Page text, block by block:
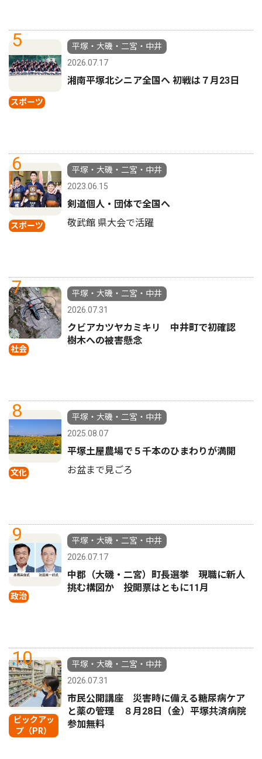
5
スポーツ
平塚・大磯・二宮・中井
2026.07.17
湘南平塚北シニア全国へ 初戦は７月23日
6
スポーツ
平塚・大磯・二宮・中井
2023.06.15
剣道個人・団体で全国へ
敬武館 県大会で活躍
7
社会
平塚・大磯・二宮・中井
2026.07.31
クビアカツヤカミキリ 中井町で初確認
樹木への被害懸念
8
文化
平塚・大磯・二宮・中井
2025.08.07
平塚土屋農場で５千本のひまわりが満開
お盆まで見ごろ
9
政治
平塚・大磯・二宮・中井
2026.07.17
中郡（大磯・二宮）町長選挙 現職に新人
挑む構図か 投開票はともに11月
10
ピックアッ
プ（PR）
平塚・大磯・二宮・中井
2026.07.31
市民公開講座 災害時に備える糖尿病ケア
と薬の管理 ８月28日（金）平塚共済病院
参加無料